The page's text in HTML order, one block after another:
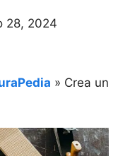
28, 2024
» Crea un